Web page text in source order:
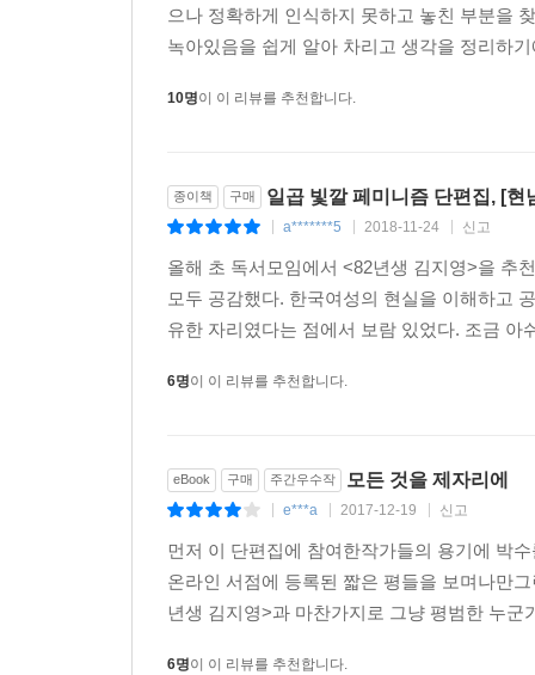
으나 정확하게 인식하지 못하고 놓친 부분을
녹아있음을 쉽게 알아 차리고 생각을 정리하
10명이 이 리뷰를 추천합니다.
종이책 구매 일곱 빛깔 페미니즘 단편집, [현
a*******5 2018-11-24 신고
올해 초 독서모임에서 <82년생 김지영>을 추
모두 공감했다. 한국여성의 현실을 이해하고
유한 자리였다는 점에서 보람 있었다. 조금
6명이 이 리뷰를 추천합니다.
eBook 구매 주간우수작 모든 것을 제자리에
e***a 2017-12-19 신고
먼저 이 단편집에 참여한작가들의 용기에 박
온라인 서점에 등록된 짧은 평들을 보며나만
년생 김지영>과 마찬가지로 그냥 평범한 누
6명이 이 리뷰를 추천합니다.